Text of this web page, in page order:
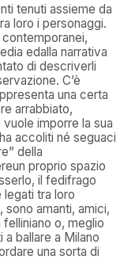
tenuti assieme da
loro i personaggi.
edalla narrativa
di descriverli
C’è
una certa
arrabbiato,
imporre la sua
accoliti né seguaci
della
proprio spazio
il fedifrago
tra loro
amanti, amici,
o, meglio
ballare a Milano
una sorta di